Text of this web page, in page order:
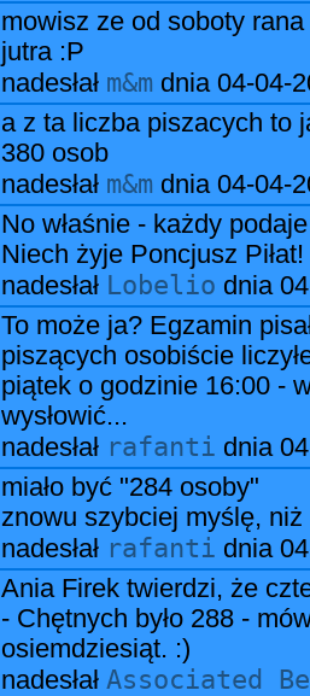
mowisz ze od soboty
jutra :P
nadesłał m&mdnia 04-04-
a z ta liczba piszacych to
380 osob
nadesłał m&mdnia 04-04-
No właśnie - każdy
Niech żyje Poncjusz Piłat!
nadesłał Lobelio dnia
To może ja? Egzamin
piszących osobiście
piątek o godzinie 16:00 -
wysłowić...
nadesłał rafanti dnia
miało być "284 osoby"
znowu szybciej myślę,
nadesłał rafanti dnia
Ania Firek twierdzi, że
- Chętnych było 288 -
osiemdziesiąt. :)
nadesłał Associated